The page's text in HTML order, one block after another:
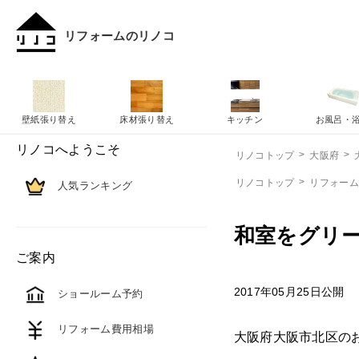
リフォームのリノコ
リノコトップ 大阪府
リノコトップ リフォー
和室をグリ
2017年05月25日公開
大阪府大阪市北区の
壁紙張り替え 床材張り替え キッチン お風呂・
リノコへようこそ
人気ランキング
ご案内
ショールーム予約
リフォーム費用相場